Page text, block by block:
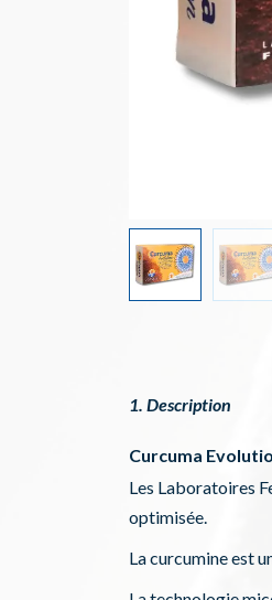
1. Description
Curcuma
Les Laboratoires
optimisée.
La curcumine est